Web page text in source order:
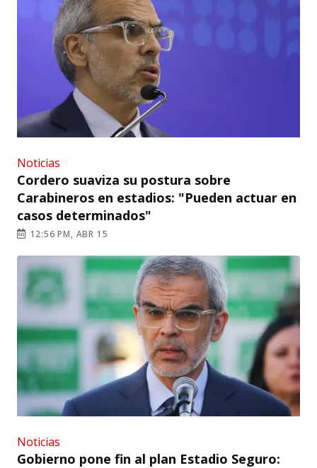
Noticias
Cordero suaviza su postura sobre
Carabineros en estadios: "Pueden actuar en
casos determinados"
12:56 PM, ABR 15
Noticias
Gobierno pone fin al plan Estadio Seguro: